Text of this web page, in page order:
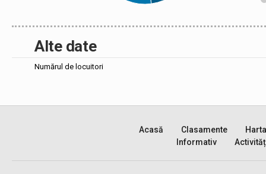
Alte date
Numărul de locuitori
Acasă Clasamente
Harta
Informativ